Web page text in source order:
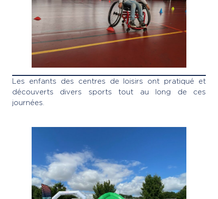
Les enfants des centres de loisirs ont pratiqué et
découverts divers sports tout au long de ces
journées.